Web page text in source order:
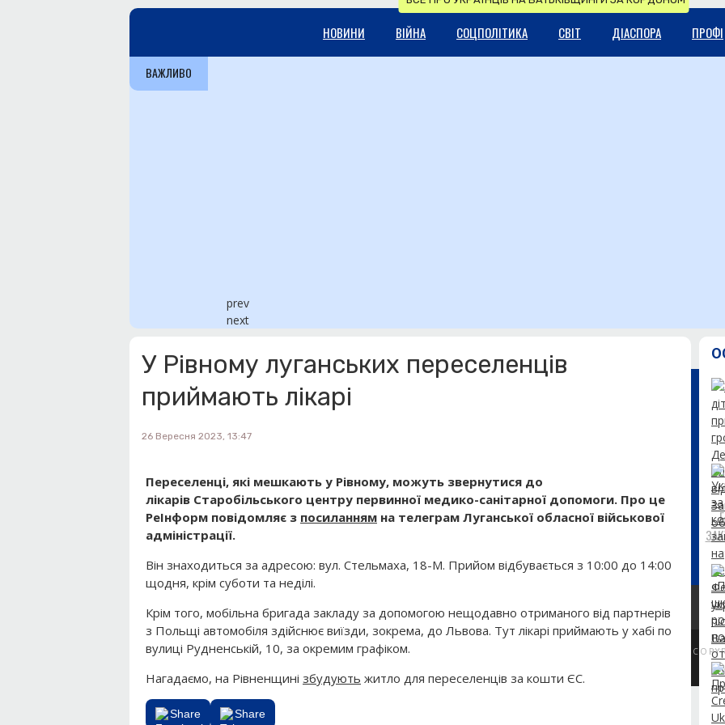
НОВИНИ ВІЙНА СОЦПОЛІТИКА СВІТ ДІАСПОРА ПРОФІ
ВАЖЛИВО
prev
next
У Рівному луганських переселенців
приймають лікарі
26 Вересня 2023, 13:47
Переселенці, які мешкають у Рівному, можуть звернутися до
лікарів Старобільського центру первинної медико-санітарної допомоги. Про це
РеІнформ повідомляє з посиланням на телеграм Луганської обласної військової
адміністрації.
Він знаходиться за адресою: вул. Стельмаха, 18-М. Прийом відбувається з 10:00 до 14:00
щодня, крім суботи та неділі.
Крім того, мобільна бригада закладу за допомогою нещодавно отриманого від партнерів
з Польщі автомобіля здійснює виїзди, зокрема, до Львова. Тут лікарі приймають у хабі по
вулиці Рудненській, 10, за окремим графіком.
Нагадаємо, на Рівненщині збудують житло для переселенців за кошти ЄС.
Share Share